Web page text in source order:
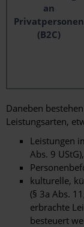
an
Privatpersonen
(B2C)
Daneben
Leistungsarten,
Leistungen
Abs. 9 UStG),
kulturelle,
(§ 3a Abs.
erbrachte
besteuert